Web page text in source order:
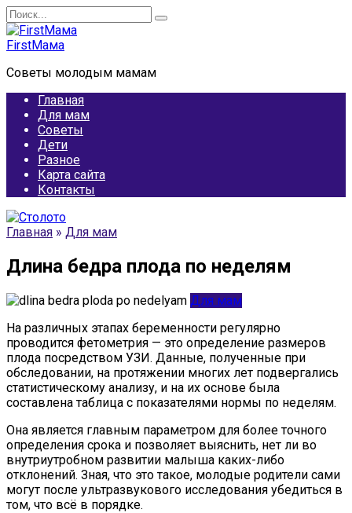
Перейти
к
содержанию
Search
for:
FirstМама
Советы молодым мамам
Главная
Для мам
Советы
Дети
Разное
Карта сайта
Контакты
Главная » Для мам
Длина бедра плода по неделям
Для мам
На различных этапах беременности регулярно
проводится фетометрия — это определение размеров
плода посредством УЗИ. Данные, полученные при
обследовании, на протяжении многих лет подвергались
статистическому анализу, и на их основе была
составлена таблица с показателями нормы по неделям.
Она является главным параметром для более точного
определения срока и позволяет выяснить, нет ли во
внутриутробном развитии малыша каких-либо
отклонений. Зная, что это такое, молодые родители сами
могут после ультразвукового исследования убедиться в
том, что всё в порядке.